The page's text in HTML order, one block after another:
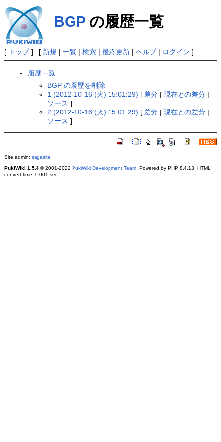
BGPの履歴一覧
[ トップ] [ 新規 | 一覧| 検索| 最終更新| ヘルプ| ログイン ]
履歴一覧
BGP の履歴を削除
1 (2012-10-16 (火) 15:01:29) [ 差分 |現在との差分 |
ソース ]
2 (2012-10-16 (火) 15:01:29) [ 差分 |現在との差分 |
ソース ]
Site admin: sagasite
PukiWiki 1.5.4© 2001-2022 PukiWiki Development Team. Powered by PHP 8.4.13. HTML
convert time: 0.001 sec.